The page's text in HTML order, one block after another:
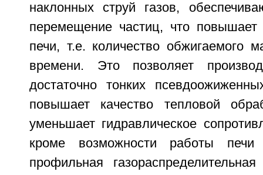
наклонных струй газов,
перемещение частиц, что повышает
печи, т.е. количество обжигаемого
времени. Это позволяет
достаточно тонких
повышает качество тепловой
уменьшает гидравлическое
кроме возможности работы
профильная